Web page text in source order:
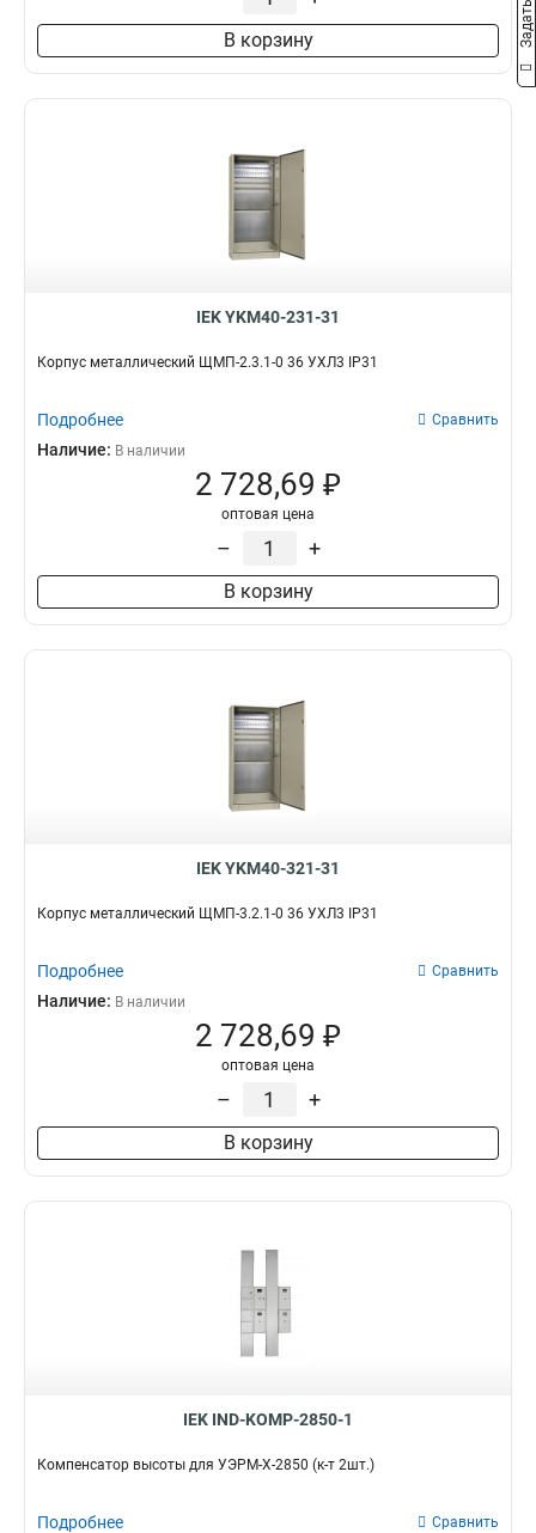
В корзину
IEK YKM40-231-31
Корпус металлический ЩМП-2.3.1-0 36 УХЛ3 IP31
Подробнее Сравнить
Наличие: В наличии
2 728,69 ₽
оптовая цена
– +
В корзину
IEK YKM40-321-31
Корпус металлический ЩМП-3.2.1-0 36 УХЛ3 IP31
Подробнее Сравнить
Наличие: В наличии
2 728,69 ₽
оптовая цена
– +
В корзину
IEK IND-KOMP-2850-1
Компенсатор высоты для УЭРМ-Х-2850 (к-т 2шт.)
Подробнее Сравнить